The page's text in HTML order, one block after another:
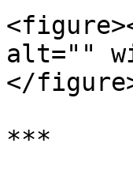
alt=""
</
***